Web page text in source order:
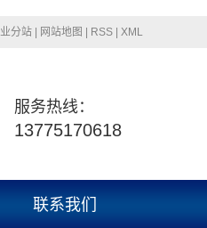
分站 网站地图 RSS XML
服务热线：
13775170618
联系我们